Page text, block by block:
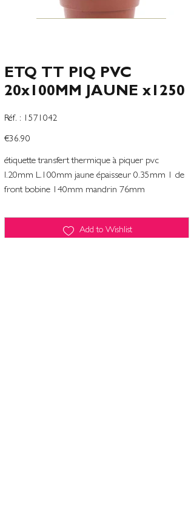
ETQ TT PIQ PVC
20x100MM JAUNE x1250
Réf. :
SKU
1571042
1571042
Price
€36.90
étiquette transfert thermique à piquer pvc
l.20mm L.100mm jaune épaisseur 0.35mm 1 de
front bobine 140mm mandrin 76mm
Add to Wishlist